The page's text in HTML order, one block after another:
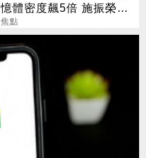
憶體密度飆5倍 施振榮：
半導體迎新革命
焦點